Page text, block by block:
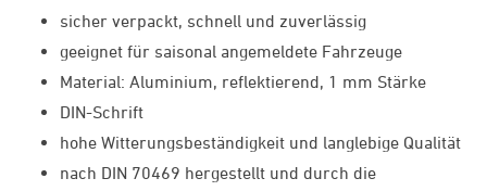
sicher verpackt, schnell und zuverlässig
geeignet für saisonal angemeldete Fahrzeuge
Material: Aluminium, reflektierend, 1 mm Stärke
DIN-Schrift
hohe Witterungsbeständigkeit und langlebige Qualität
nach DIN 70469 hergestellt und durch die